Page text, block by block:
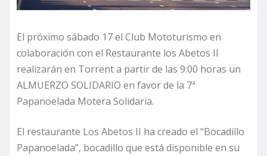
El próximo sábado 17 el Club Mototurismo en
colaboración con el Restaurante los Abetos II
realizarán en Torrent a partir de las 9:00 horas un
ALMUERZO SOLIDARIO en favor de la 7ª
Papanoelada Motera Solidaria.
El restaurante Los Abetos II ha creado el “Bocadillo
Papanoelada”, bocadillo que está disponible en su